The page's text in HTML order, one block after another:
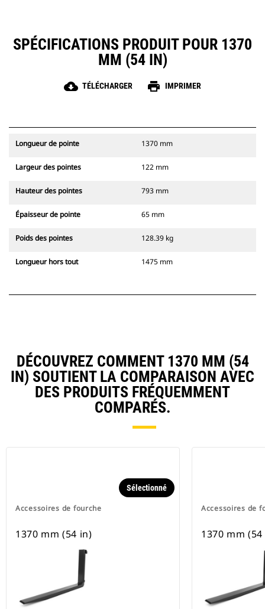
SPÉCIFICATIONS PRODUIT POUR 1370
MM (54 IN)
cloud_download TÉLÉCHARGER print IMPRIMER
Longueur de pointe 1370 mm
Largeur des pointes 122 mm
Hauteur des pointes 793 mm
Épaisseur de pointe 65 mm
Poids des pointes 128.39 kg
Longueur hors tout 1475 mm
DÉCOUVREZ COMMENT 1370 MM (54
IN) SOUTIENT LA COMPARAISON AVEC
DES PRODUITS FRÉQUEMMENT
COMPARÉS.
Accessoires de fourche
Sélectionné
1370 mm (54 in)
Accessoires de
1370 mm